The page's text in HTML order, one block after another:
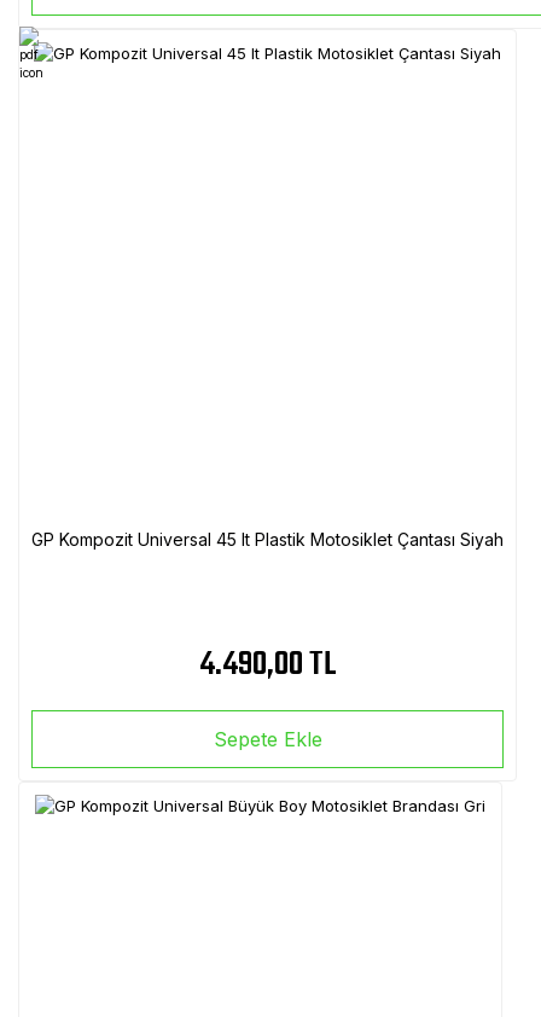
GP Kompozit Universal 45 lt Plastik Motosiklet Çantası Siyah
4.490,00 TL
Sepete Ekle